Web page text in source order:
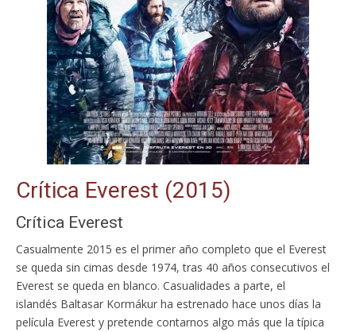
Crítica Everest (2015)
Crítica Everest
Casualmente 2015 es el primer año completo que el Everest
se queda sin cimas desde 1974, tras 40 años consecutivos el
Everest se queda en blanco. Casualidades a parte, el
islandés Baltasar Kormákur ha estrenado hace unos días la
película Everest y pretende contarnos algo más que la típica